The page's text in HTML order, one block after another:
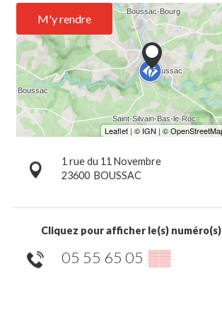
M'y rendre
1 rue du 11 Novembre
23600 BOUSSAC
Cliquez pour afficher le(s) numéro(s)
05 55 65 05 ▒▒